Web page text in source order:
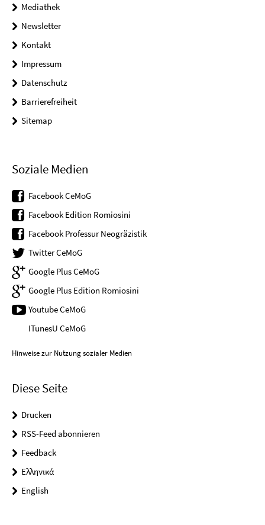
Mediathek
Newsletter
Kontakt
Impressum
Datenschutz
Barrierefreiheit
Sitemap
Soziale Medien
Facebook CeMoG
Facebook Edition Romiosini
Facebook Professur Neogräzistik
Twitter CeMoG
Google Plus CeMoG
Google Plus Edition Romiosini
Youtube CeMoG
ITunesU CeMoG
Hinweise zur Nutzung sozialer Medien
Diese Seite
Drucken
RSS-Feed abonnieren
Feedback
Ελληνικά
English